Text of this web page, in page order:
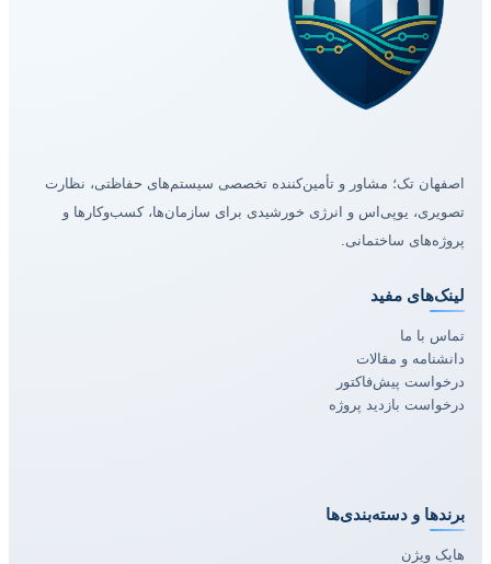
اصفهان تک؛ مشاور و تأمین‌کننده تخصصی سیستم‌های حفاظتی، نظارت
تصویری، یوپی‌اس و انرژی خورشیدی برای سازمان‌ها، کسب‌وکارها و
پروژه‌های ساختمانی.
لینک‌های مفید
تماس با ما
دانشنامه و مقالات
درخواست پیش‌فاکتور
درخواست بازدید پروژه
برندها و دسته‌بندی‌ها
هایک ویژن